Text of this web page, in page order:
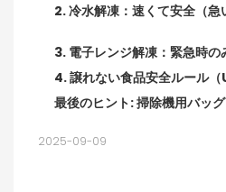
2. 冷水解凍：速くて安全（急
3. 電子レンジ解凍：緊急時の
4. 譲れない食品安全ルール（
最後のヒント: 掃除機用バッ
2025-09-09